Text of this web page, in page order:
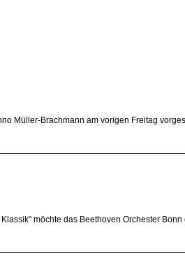
Müller-Brachmann am vorigen Freitag
möchte das Beethoven Orchester